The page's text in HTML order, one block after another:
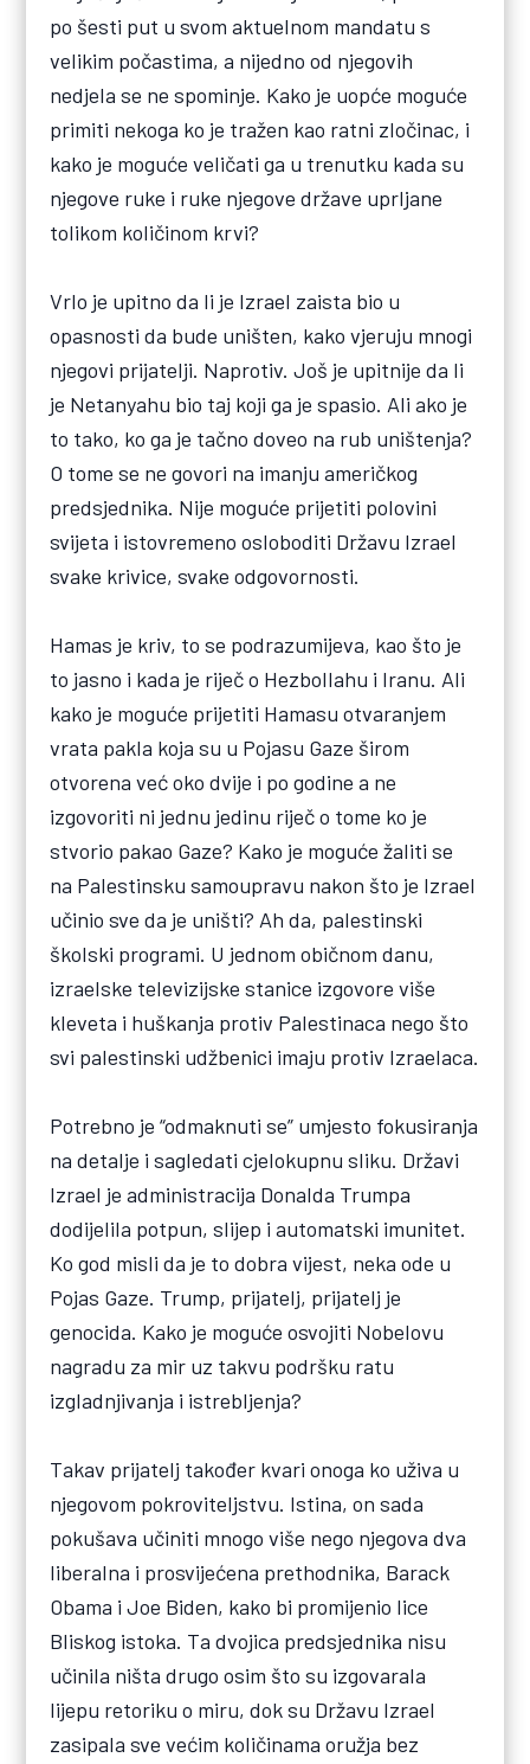
po šesti put u svom aktuelnom mandatu s
velikim počastima, a nijedno od njegovih
nedjela se ne spominje. Kako je uopće moguće
primiti nekoga ko je tražen kao ratni zločinac, i
kako je moguće veličati ga u trenutku kada su
njegove ruke i ruke njegove države uprljane
tolikom količinom krvi?
Vrlo je upitno da li je Izrael zaista bio u
opasnosti da bude uništen, kako vjeruju mnogi
njegovi prijatelji. Naprotiv. Još je upitnije da li
je Netanyahu bio taj koji ga je spasio. Ali ako je
to tako, ko ga je tačno doveo na rub uništenja?
O tome se ne govori na imanju američkog
predsjednika. Nije moguće prijetiti polovini
svijeta i istovremeno osloboditi Državu Izrael
svake krivice, svake odgovornosti.
Hamas je kriv, to se podrazumijeva, kao što je
to jasno i kada je riječ o Hezbollahu i Iranu. Ali
kako je moguće prijetiti Hamasu otvaranjem
vrata pakla koja su u Pojasu Gaze širom
otvorena već oko dvije i po godine a ne
izgovoriti ni jednu jedinu riječ o tome ko je
stvorio pakao Gaze? Kako je moguće žaliti se
na Palestinsku samoupravu nakon što je Izrael
učinio sve da je uništi? Ah da, palestinski
školski programi. U jednom običnom danu,
izraelske televizijske stanice izgovore više
kleveta i huškanja protiv Palestinaca nego što
svi palestinski udžbenici imaju protiv Izraelaca.
Potrebno je “odmaknuti se” umjesto fokusiranja
na detalje i sagledati cjelokupnu sliku. Državi
Izrael je administracija Donalda Trumpa
dodijelila potpun, slijep i automatski imunitet.
Ko god misli da je to dobra vijest, neka ode u
Pojas Gaze. Trump, prijatelj, prijatelj je
genocida. Kako je moguće osvojiti Nobelovu
nagradu za mir uz takvu podršku ratu
izgladnjivanja i istrebljenja?
Takav prijatelj također kvari onoga ko uživa u
njegovom pokroviteljstvu. Istina, on sada
pokušava učiniti mnogo više nego njegova dva
liberalna i prosvijećena prethodnika, Barack
Obama i Joe Biden, kako bi promijenio lice
Bliskog istoka. Ta dvojica predsjednika nisu
učinila ništa drugo osim što su izgovarala
lijepu retoriku o miru, dok su Državu Izrael
zasipala sve većim količinama oružja bez